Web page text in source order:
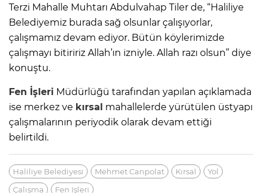
Terzi Mahalle Muhtarı Abdulvahap Tiler de, “Haliliye
Belediyemiz burada sağ olsunlar çalışıyorlar,
çalışmamız devam ediyor. Bütün köylerimizde
çalışmayı bitiririz Allah’ın izniyle. Allah razı olsun” diye
konuştu.
Fen İşleri Müdürlüğü tarafından yapılan açıklamada
ise merkez ve kırsal mahallelerde yürütülen üstyapı
çalışmalarının periyodik olarak devam ettiği
belirtildi.
Haliliye Belediyesi Mehmet Canpolat Kırsal
Yol
Çalışma
Fen Işleri